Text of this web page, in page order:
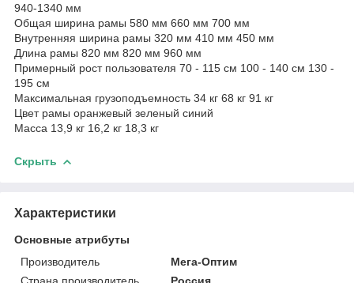
940-1340 мм
Общая ширина рамы 580 мм 660 мм 700 мм
Внутренняя ширина рамы 320 мм 410 мм 450 мм
Длина рамы 820 мм 820 мм 960 мм
Примерный рост пользователя 70 - 115 см 100 - 140 см 130 -
195 см
Максимальная грузоподъемность 34 кг 68 кг 91 кг
Цвет рамы оранжевый зеленый синий
Масса 13,9 кг 16,2 кг 18,3 кг
Скрыть
Характеристики
Основные атрибуты
Производитель
Мега-Оптим
Страна производитель
Россия